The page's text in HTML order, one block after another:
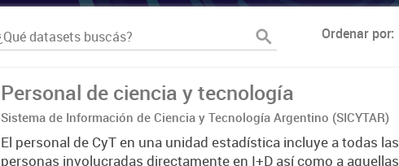
Ordenar por
Personal de ciencia y tecnología
Sistema de Información de Ciencia y Tecnología Argentino (SICYTAR)
El personal de CyT en una unidad estadística incluye a todas las
personas involucradas directamente en I+D así como a aquellas